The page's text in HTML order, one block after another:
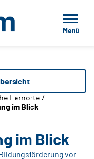
Menü
Lernorte /
im Blick
im Blick
vor